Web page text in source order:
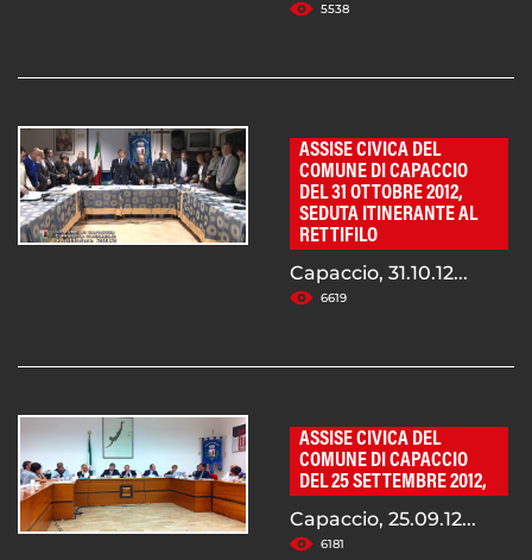
5538
ASSISE CIVICA DEL
COMUNE DI CAPACCIO
DEL 31 OTTOBRE 2012,
SEDUTA ITINERANTE AL
RETTIFILO
Capaccio, 31.10.12...
6619
ASSISE CIVICA DEL
COMUNE DI CAPACCIO
DEL 25 SETTEMBRE 2012,
Capaccio, 25.09.12...
6181